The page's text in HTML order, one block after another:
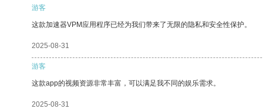
游客
这款加速器VPM应用程序已经为我们带来了无限的隐私和安全性保护。
2025-08-31
游客
这款app的视频资源非常丰富，可以满足我不同的娱乐需求。
2025-08-31